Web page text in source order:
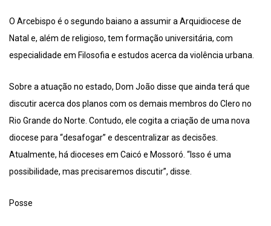
O Arcebispo é o segundo baiano a assumir a Arquidiocese de
Natal e, além de religioso, tem formação universitária, com
especialidade em Filosofia e estudos acerca da violência urbana.
Sobre a atuação no estado, Dom João disse que ainda terá que
discutir acerca dos planos com os demais membros do Clero no
Rio Grande do Norte. Contudo, ele cogita a criação de uma nova
diocese para “desafogar” e descentralizar as decisões.
Atualmente, há dioceses em Caicó e Mossoró. “Isso é uma
possibilidade, mas precisaremos discutir”, disse.
Posse